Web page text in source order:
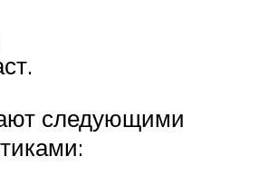
следующими